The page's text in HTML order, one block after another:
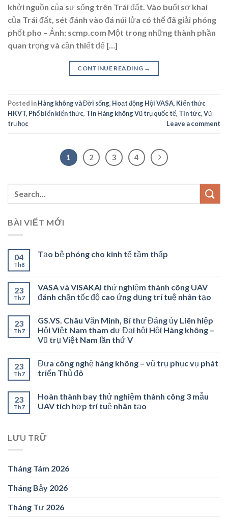
khởi nguồn của sự sống trên Trái đất. Vào buổi sơ khai
của Trái đất, sét đánh vào đá núi lửa có thể đã giải phóng
phốt pho – Ảnh: scmp.com Một trong những thành phần
quan trọng và cần thiết để […]
CONTINUE READING →
Posted inHàng không và Đời sống, Hoạt động Hội VASA, Kiến thức
HKVT, Phổ biến kiến thức, Tin Hàng không Vũ trụ quốc tế, Tin tức,Vũ
trụ học
Leave a comment
1 2 3 4
BÀI VIẾT MỚI
04
Th8
Tạo bệ phóng cho kinh tế tầm thấp
23
Th7
VASA và VISAKAI thử nghiệm thành công UAV
đánh chặn tốc độ cao ứng dụng trí tuệ nhân tạo
23
Th7
GS.VS. Châu Văn Minh, Bí thư Đảng ủy Liên hiệp
Hội Việt Nam tham dự Đại hội Hội Hàng không –
Vũ trụ Việt Nam lần thứ V
23
Th7
Đưa công nghệ hàng không – vũ trụ phục vụ phát
triển Thủ đô
23
Th7
Hoàn thành bay thử nghiệm thành công 3 mẫu
UAV tích hợp trí tuệ nhân tạo
LƯU TRỮ
Tháng Tám 2026
Tháng Bảy 2026
Tháng Tư 2026